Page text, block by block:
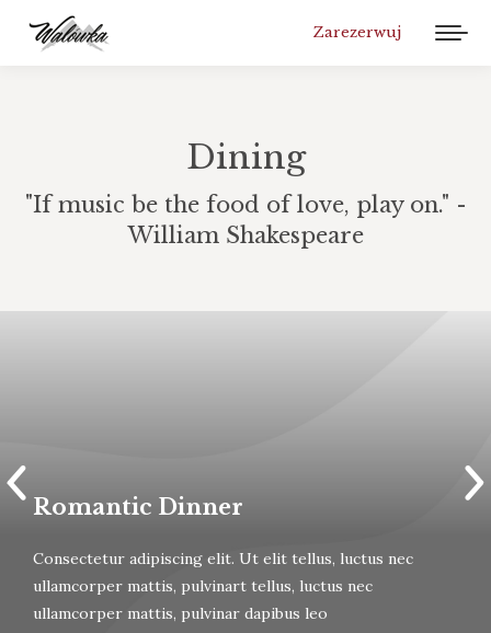
Zarezerwuj
Dining
"If music be the food of love, play on." -
William Shakespeare
Romantic Dinner
Сonsectetur adipiscing elit. Ut elit tellus, luctus nec
ullamcorper mattis, pulvinart tellus, luctus nec
ullamcorper mattis, pulvinar dapibus leo